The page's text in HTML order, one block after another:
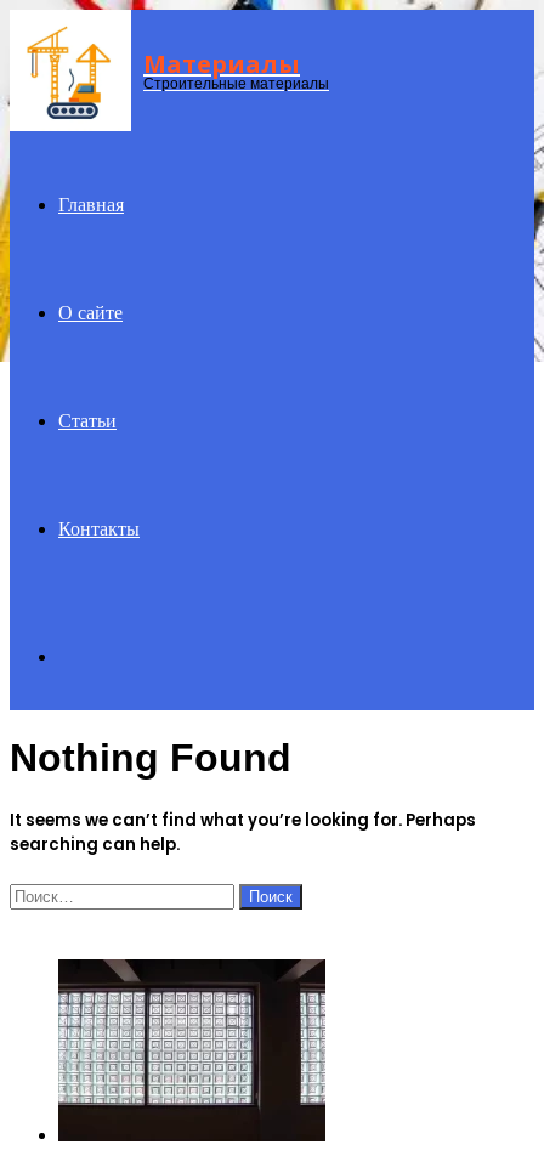
Menu Материалы
Строительные материалы
Главная
О сайте
Статьи
Контакты
for
Nothing Found
It seems we can’t find what you’re looking for. Perhaps
searching can help.
Найти: